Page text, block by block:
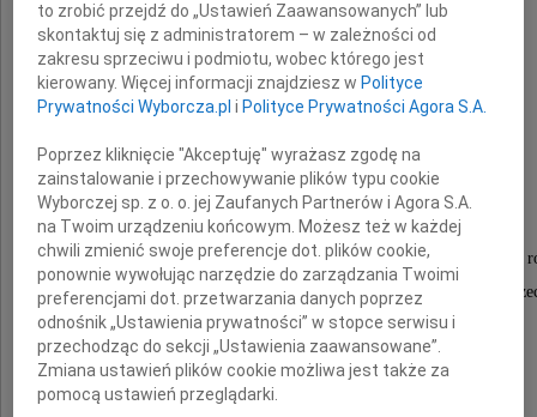
Tadeusz Brzeziński
Uroczystości pogrzebowe odbędą się dnia 13 stycznia 2010
o godzinie 14.00 na Cmentarzu Centralnym w
to zrobić przejdź do „Ustawień Zaawansowanych” lub
skontaktuj się z administratorem – w zależności od
zakresu sprzeciwu i podmiotu, wobec którego jest
kierowany. Więcej informacji znajdziesz w Polityce
Prywatności Wyborcza.pl i Polityce Prywatności Agora S.A.
Poprzez kliknięcie "Akceptuję" wyrażasz zgodę na
zainstalowanie i przechowywanie plików typu cookie
Wyborczej sp. z o. o. jej Zaufanych Partnerów i Agora S.A.
na Twoim urządzeniu końcowym. Możesz też w każdej
chwili zmienić swoje preferencje dot. plików cookie,
ponownie wywołując narzędzie do zarządzania Twoimi
preferencjami dot. przetwarzania danych poprzez
odnośnik „Ustawienia prywatności” w stopce serwisu i
przechodząc do sekcji „Ustawienia zaawansowane”.
Zmiana ustawień plików cookie możliwa jest także za
pomocą ustawień przeglądarki.